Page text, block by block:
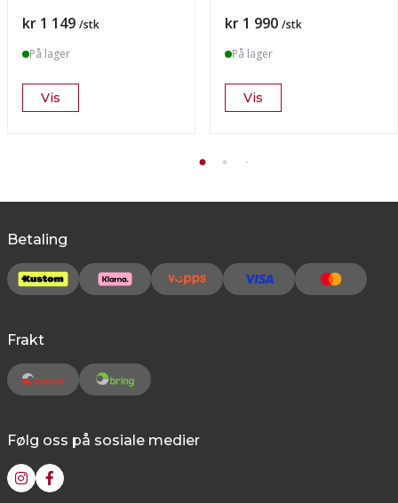
Pris
kr 1 149 /stk
På lager
Vis
Pris
kr 1 990 /stk
På lager
Vis
Betaling
Frakt
Følg oss på sosiale medier